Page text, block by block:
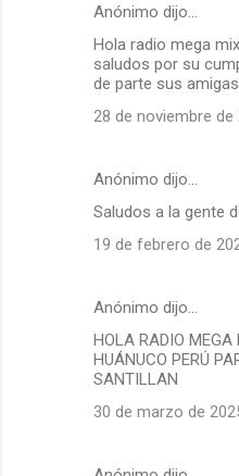
Anónimo dijo…
Hola radio mega
saludos por su
de parte sus
28 de noviembre de
Anónimo dijo…
Saludos a la gente
19 de febrero de
Anónimo dijo…
HOLA RADIO MEGA
HUÁNUCO PERÚ
SANTILLAN
30 de marzo de